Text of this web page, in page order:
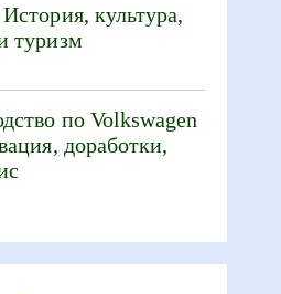
культура,
туризм
по Volkswagen
доработки,